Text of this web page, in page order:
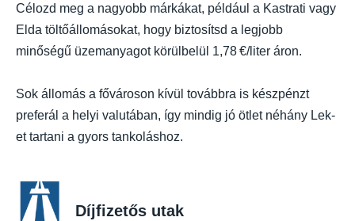
Célozd meg a nagyobb márkákat, például a Kastrati vagy
Elda töltőállomásokat, hogy biztosítsd a legjobb
minőségű üzemanyagot körülbelül 1,78 €/liter áron.
Sok állomás a fővároson kívül továbbra is készpénzt
preferál a helyi valutában, így mindig jó ötlet néhány Lek-
et tartani a gyors tankoláshoz.
Díjfizetős utak